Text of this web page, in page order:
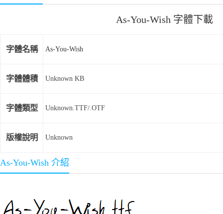
As-You-Wish 字體下載
字體名稱 As-You-Wish
字體體積 Unknown KB
字體類型 Unknown.TTF/.OTF
版權說明 Unknown
As-You-Wish 介紹